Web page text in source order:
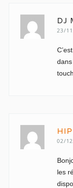
DJ
23/
02/
les